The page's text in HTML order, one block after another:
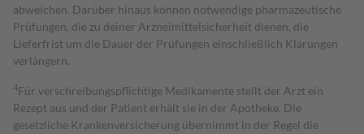
abweichen. Darüber hinaus können notwendige pharmazeutische
Prüfungen, die zu deiner Arzneimittelsicherheit dienen, die
Lieferfrist um die Dauer der Prüfungen einschließlich Klärungen
verlängern.
4Für verschreibungspflichtige Medikamente stellt der Arzt ein
Rezept aus und der Patient erhält sie in der Apotheke. Die
gesetzliche Krankenversicherung übernimmt in der Regel die